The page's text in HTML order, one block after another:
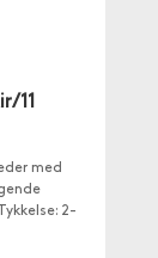
11
med
2-